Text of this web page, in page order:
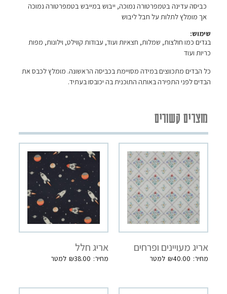
כביסה עדינה בטמפרטורה נמוכה, ייבוש במייבש בטמפרטורה נמוכה
אך מומלץ לתלות על חבל ליבוש
שימוש:
בגדים כמו חולצות, שמלות, חצאיות ועוד, עבודות קווילט, וילונות, מפות
כריות ועוד
כל הבדים מתכווצים במידה מסויימת בכביסה הראשונה. מומלץ לכבס את
הבדים לפני התפירה באותה התוכנית בה יכובסו בעתיד.
מוצרים קשורים
אריג מעויינים ופרחים
₪40.00
אריג חלל
₪38.00